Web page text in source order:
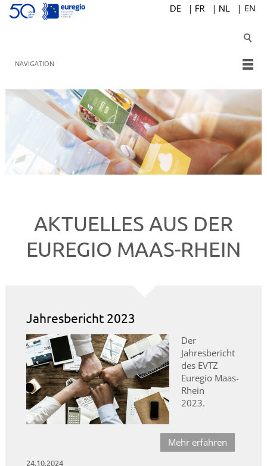
NAVIGATION
AKTUELLES AUS DER
EUREGIO MAAS-RHEIN
Jahresbericht 2023
Der
Jahresbericht
des EVTZ
Euregio Maas-
Rhein
2023.
Mehr erfahren
24.10.2024